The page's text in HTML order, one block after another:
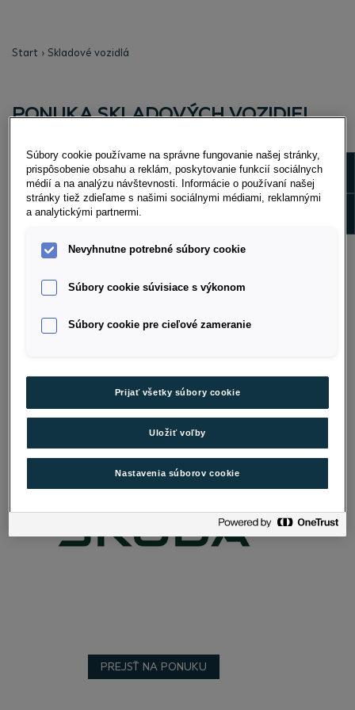
Show
Start Skladové vozidlá
PONUKA SKLADOVÝCH VOZIDIEL
PREJSŤ NA PONUKU
Súbory cookie používame na správne fungovanie našej stránky,
prispôsobenie obsahu a reklám, poskytovanie funkcií sociálnych
médií a na analýzu návštevnosti. Informácie o používaní našej
stránky tiež zdieľame s našimi sociálnymi médiami, reklamnými
a analytickými partnermi.
Nevyhnutne potrebné súbory cookie
Súbory cookie súvisiace s výkonom
Súbory cookie pre cieľové zameranie
Prijať všetky súbory cookie
Uložiť voľby
Nastavenia súborov cookie